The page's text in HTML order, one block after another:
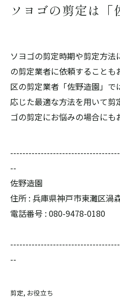
ソヨゴの剪定は「
ソヨゴの剪定時期や剪定方法
の剪定業者に依頼すること
区の剪定業者「佐野造園」
応じた最適な方法を用いて剪
ゴの剪定にお悩みの場合にも
--
佐野造園
住所 : 兵庫県神戸市東灘区渦
電話番号 : 080-9478-0180
--
剪定 お役立ち